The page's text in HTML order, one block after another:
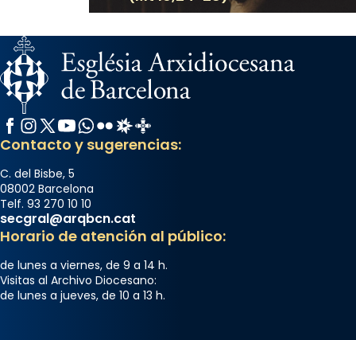
Facebook
Instagram
X / Twitter
YouTube
WhatsApp
FlickrRadio Estel
Catalunya Cristiana
Contacto y sugerencias:
C. del Bisbe, 5
08002 Barcelona
Telf. 93 270 10 10
secgral@arqbcn.cat
Horario de atención al público:
de lunes a viernes, de 9 a 14 h.
Visitas al Archivo Diocesano:
de lunes a jueves, de 10 a 13 h.